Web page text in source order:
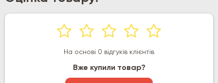
На основі 0 відгуків клієнтів
Вже купили товар?